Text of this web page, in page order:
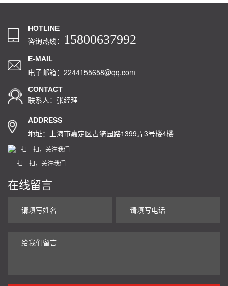
HOTLINE
咨询热线： 15800637992
E-MAIL
电子邮箱：2244155658@qq.com
CONTACT
联系人：张经理
ADDRESS
地址：上海市嘉定区古猗园路1399弄3号楼4楼
扫一扫，关注我们
在线留言